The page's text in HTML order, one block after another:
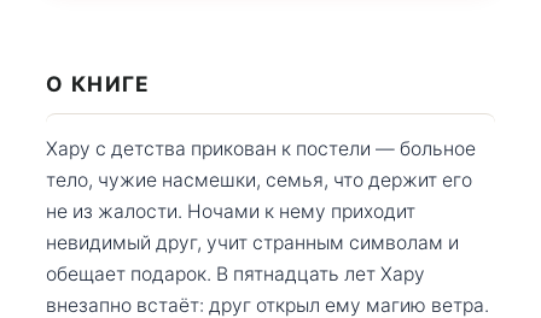
О КНИГЕ
Хару с детства прикован к постели — больное
тело, чужие насмешки, семья, что держит его
не из жалости. Ночами к нему приходит
невидимый друг, учит странным символам и
обещает подарок. В пятнадцать лет Хару
внезапно встаёт: друг открыл ему магию ветра.